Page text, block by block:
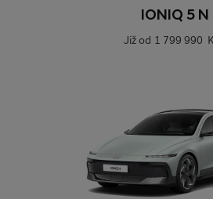
IONIQ 5 N
Již od 1 799 990